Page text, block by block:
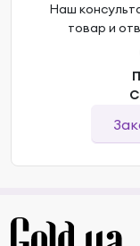
Наш
товар и